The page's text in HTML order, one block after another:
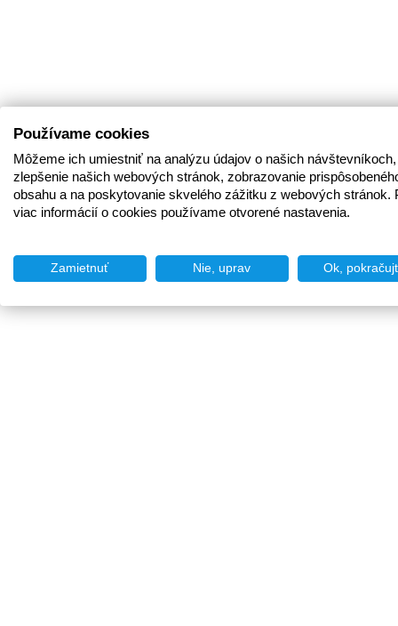
Používame cookies
Môžeme ich umiestniť na analýzu údajov o našich
zlepšenie našich webových stránok, zobrazovanie
obsahu a na poskytovanie skvelého zážitku z webových stránok.
viac informácií o cookies používame otvorené nastavenia.
Zamietnuť Nie, uprav Ok,